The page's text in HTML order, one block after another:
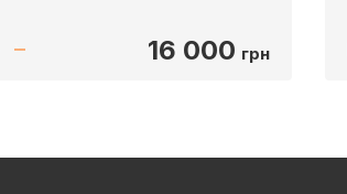
16 000 грн